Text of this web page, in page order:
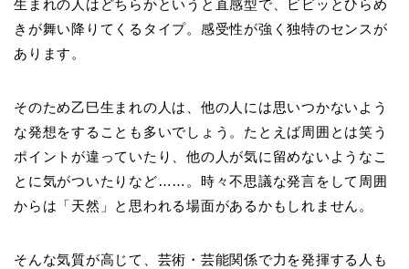
生まれの人はどちらかというと直感型で、ビビッとひらめ
きが舞い降りてくるタイプ。感受性が強く独特のセンスが
あります。
そのため乙巳生まれの人は、他の人には思いつかないよう
な発想をすることも多いでしょう。たとえば周囲とは笑う
ポイントが違っていたり、他の人が気に留めないようなこ
とに気がついたりなど……。時々不思議な発言をして周囲
からは「天然」と思われる場面があるかもしれません。
そんな気質が高じて、芸術・芸能関係で力を発揮する人も